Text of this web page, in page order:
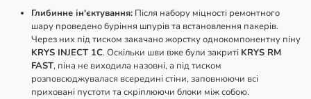
Глибинне ін'єктування: Після набору міцності ремонтного
шару проведено буріння шпурів та встановлення пакерів.
Через них під тиском закачано жорстку однокомпонентну піну
KRYS INJECT 1C. Оскільки шви вже були закриті KRYS RM
FAST, піна не виходила назовні, а під тиском
розповсюджувалася всередині стіни, заповнюючи всі
приховані пустоти та скріплюючи блоки між собою.